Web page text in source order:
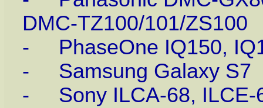
DMC-TZ100/101/ZS100
- PhaseOne IQ150,
- Samsung Galaxy S7
- Sony ILCA-68, ILCE-